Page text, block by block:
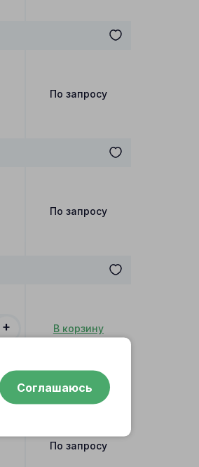
По запросу
По запросу
+ В корзину
По запросу
Соглашаюсь